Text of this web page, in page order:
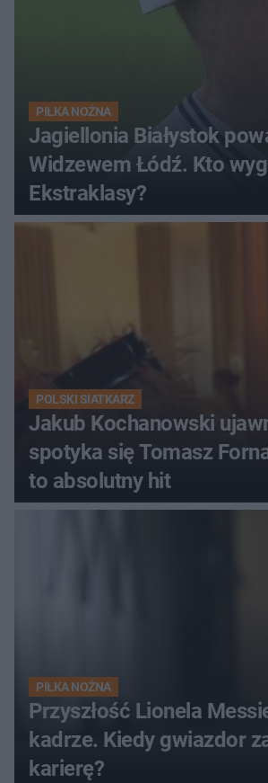
PIŁKA NOŻNA
Jagiellonia Białystok
Widzewem Łódź. Kto
Ekstraklasy?
POLSKI SIATKARZ
Jakub Kochanowski
spotyka się Tomasz
to absolutny hit
PIŁKA NOŻNA
Przyszłość Lionela
kadrze. Kiedy gwiazdor
karierę?